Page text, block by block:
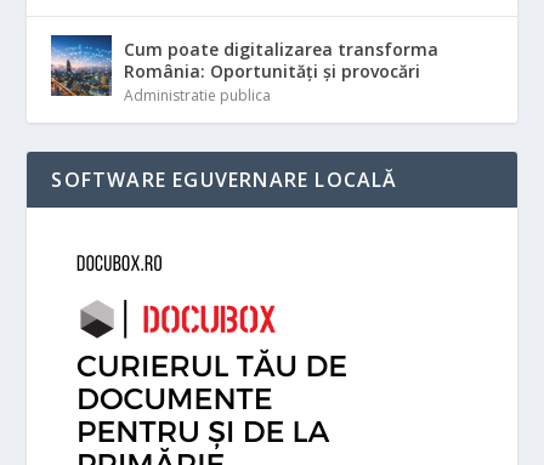
Cum poate digitalizarea transforma
România: Oportunități și provocări
Administratie publica
SOFTWARE EGUVERNARE LOCALĂ